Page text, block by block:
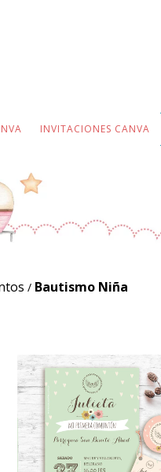
INVITACIONES CANVA
/ Bautismo Niña